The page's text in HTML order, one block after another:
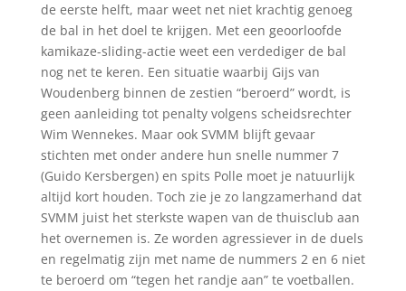
de eerste helft, maar weet net niet krachtig genoeg
de bal in het doel te krijgen. Met een geoorloofde
kamikaze-sliding-actie weet een verdediger de bal
nog net te keren. Een situatie waarbij Gijs van
Woudenberg binnen de zestien “beroerd” wordt, is
geen aanleiding tot penalty volgens scheidsrechter
Wim Wennekes. Maar ook SVMM blijft gevaar
stichten met onder andere hun snelle nummer 7
(Guido Kersbergen) en spits Polle moet je natuurlijk
altijd kort houden. Toch zie je zo langzamerhand dat
SVMM juist het sterkste wapen van de thuisclub aan
het overnemen is. Ze worden agressiever in de duels
en regelmatig zijn met name de nummers 2 en 6 niet
te beroerd om “tegen het randje aan” te voetballen.